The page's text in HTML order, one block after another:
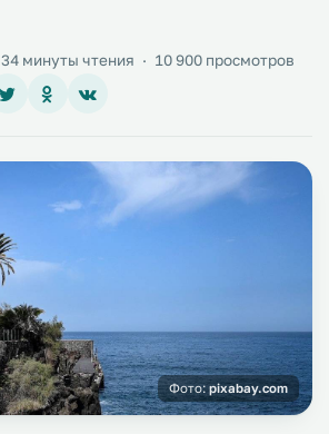
34 минуты чтения · 10 900 просмотров
Фото: pixabay.com